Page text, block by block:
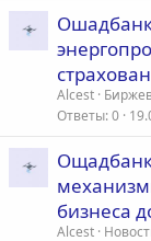
Alcest
Ответы 0
бизнеса
Alcest